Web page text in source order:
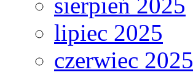
lipiec 2025
czerwiec 2025